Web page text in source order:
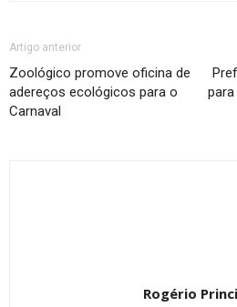
Artigo anterior
Zoológico promove oficina de
adereços ecológicos para o
Carnaval
Rogério